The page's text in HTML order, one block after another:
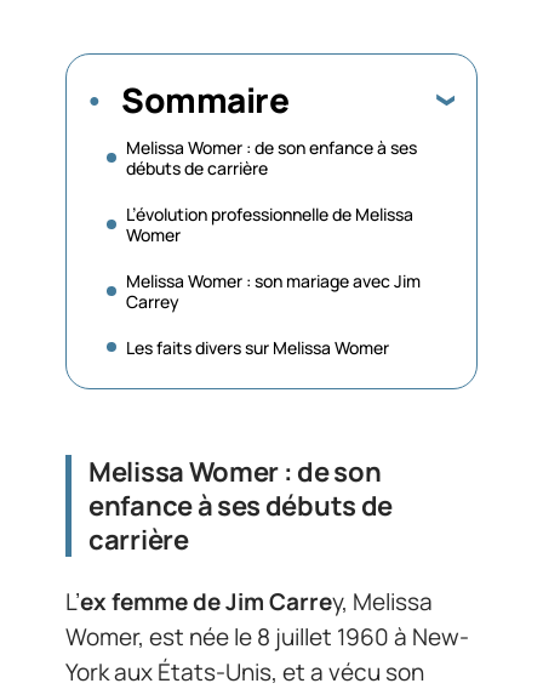
Sommaire
Melissa Womer : de son enfance à ses
débuts de carrière
L’évolution professionnelle de Melissa
Womer
Melissa Womer : son mariage avec Jim
Carrey
Les faits divers sur Melissa Womer
Melissa Womer : de son
enfance à ses débuts de
carrière
L’ex femme de Jim Carrey, Melissa
Womer, est née le 8 juillet 1960 à New-
York aux États-Unis, et a vécu son